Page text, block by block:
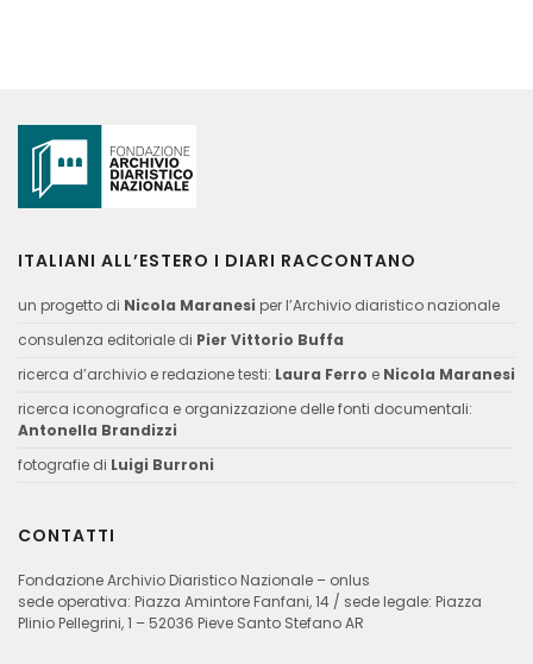
ITALIANI ALL’ESTERO I DIARI RACCONTANO
un progetto di Nicola Maranesi per l’Archivio diaristico nazionale
consulenza editoriale di Pier Vittorio Buffa
ricerca d’archivio e redazione testi: Laura Ferro e Nicola Maranesi
ricerca iconografica e organizzazione delle fonti documentali:
Antonella Brandizzi
fotografie di Luigi Burroni
CONTATTI
Fondazione Archivio Diaristico Nazionale – onlus
sede operativa: Piazza Amintore Fanfani, 14 / sede legale: Piazza
Plinio Pellegrini, 1 – 52036 Pieve Santo Stefano AR